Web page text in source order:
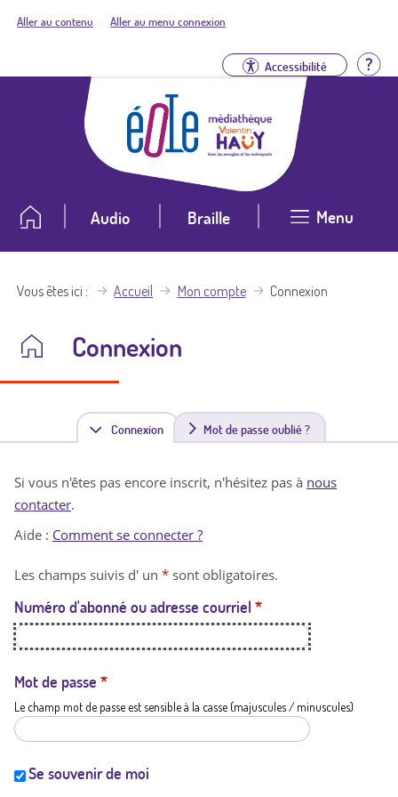
Aller au contenu Aller au menu connexion
Accessibilité
Audio Braille Menu
Vous êtes ici Accueil Mon compte Connexion
Connexion
Connexion(
n
t
a
t
i
Mot de passe oublié ?
Si vous n'êtes pas encore inscrit, n'hésitez pas à nous
contacter.
Aide : Comment se connecter ?
Les champs suivis d' un * sont obligatoires.
Numéro d'abonné ou adresse courriel *
Mot de passe *
Le champ mot de passe est sensible à la casse (majuscules / minuscules)
Se souvenir de moi